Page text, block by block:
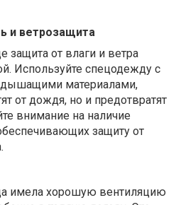
и ветрозащита
защита от влаги и ветра
Используйте спецодежду с
материалами,
от дождя, но и предотвратят
внимание на наличие
защиту от
имела хорошую вентиляцию